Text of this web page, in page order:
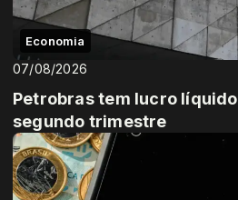
Economia
07/08/2026
Petrobras tem lucro
segundo trimestre